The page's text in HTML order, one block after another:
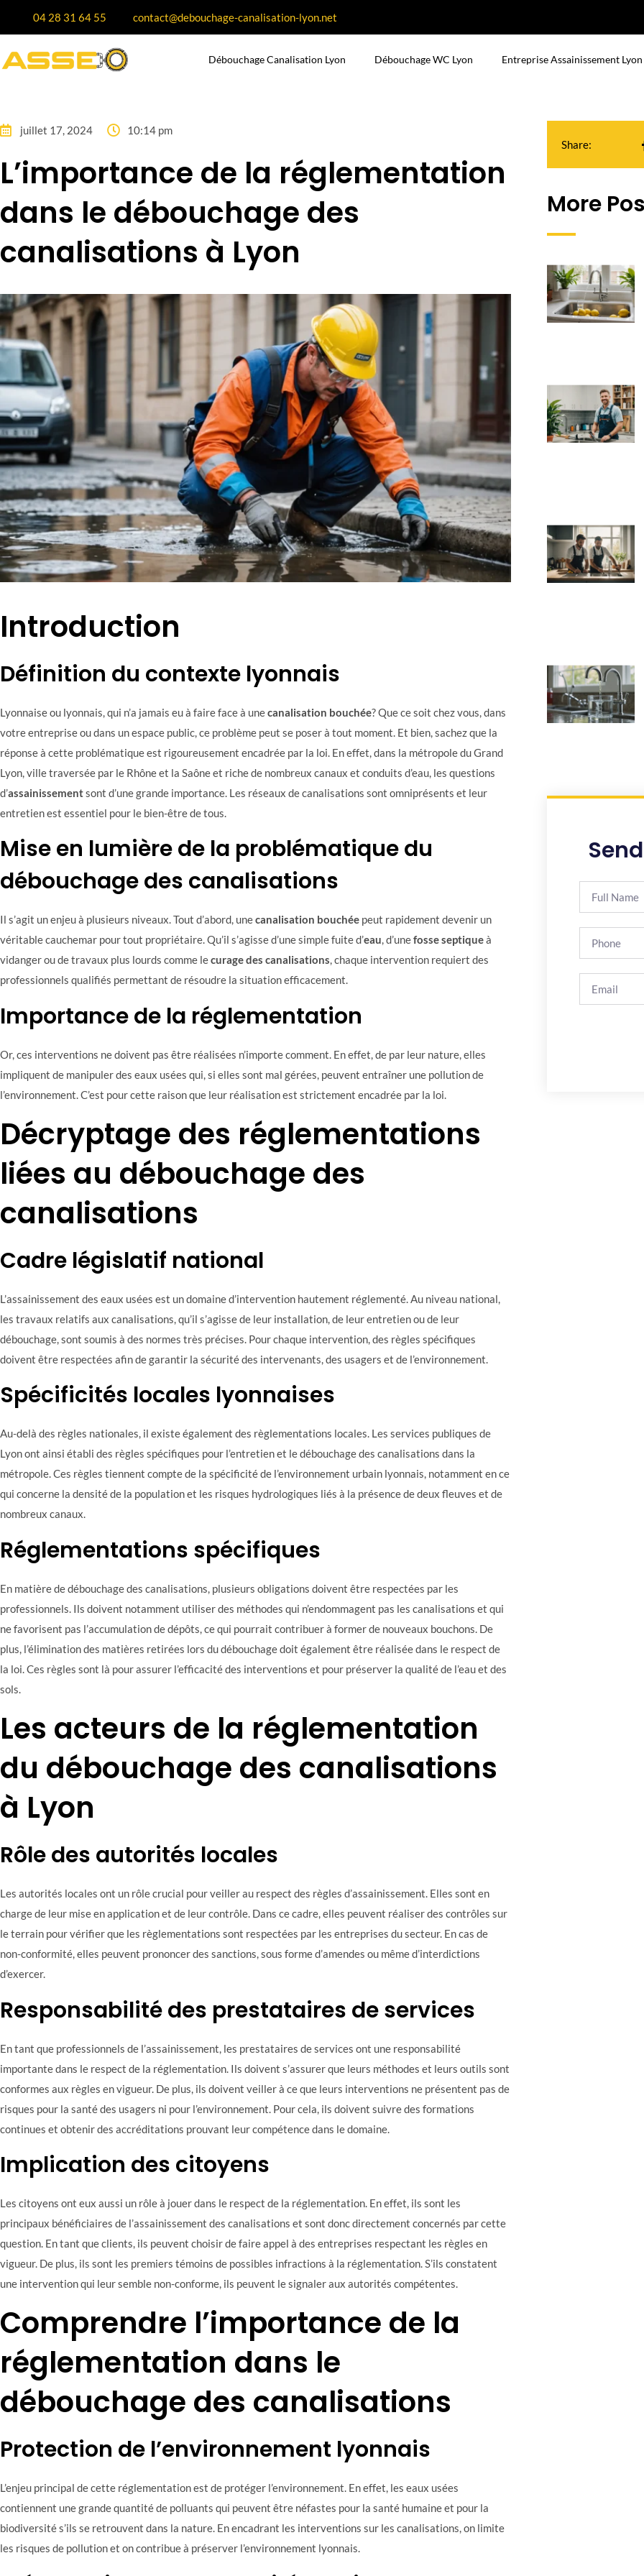
04 28 31 64 55 contact@debouchage-canalisation-lyon.net
Débouchage Canalisation Lyon Débouchage WC Lyon Entreprise Assainissement Lyon
juillet 17, 2024 10:14 pm
L’importance de la réglementation
dans le débouchage des
canalisations à Lyon
Introduction
Définition du contexte lyonnais
Lyonnaise ou lyonnais, qui n’a jamais eu à faire face à unecanalisation bouchée? Que ce soit chez vous, dans
votre entreprise ou dans un espace public, ce problème peut se poser à tout moment. Et bien, sachez que la
réponse à cette problématique est rigoureusement encadrée par la loi. En effet, dans la métropole du Grand
Lyon, ville traversée par le Rhône et la Saône et riche de nombreux canaux et conduits d’eau, les questions
d’assainissementsont d’une grande importance. Les réseaux de canalisations sont omniprésents et leur
entretien est essentiel pour le bien-être de tous.
Mise en lumière de la problématique du
débouchage des canalisations
Il s’agit un enjeu à plusieurs niveaux. Tout d’abord, unecanalisation bouchée peut rapidement devenir un
véritable cauchemar pour tout propriétaire. Qu’il s’agisse d’une simple fuite d’eau, d’unefosse septiqueà
vidanger ou de travaux plus lourds comme lecurage des canalisations, chaque intervention requiert des
professionnels qualifiés permettant de résoudre la situation efficacement.
Importance de la réglementation
Or, ces interventions ne doivent pas être réalisées n’importe comment. En effet, de par leur nature, elles
impliquent de manipuler des eaux usées qui, si elles sont mal gérées, peuvent entraîner une pollution de
l’environnement. C’est pour cette raison que leur réalisation est strictement encadrée par la loi.
Décryptage des réglementations
liées au débouchage des
canalisations
Cadre législatif national
L’assainissement des eaux usées est un domaine d’intervention hautement réglementé. Au niveau national,
les travaux relatifs aux canalisations, qu’il s’agisse de leur installation, de leur entretien ou de leur
débouchage, sont soumis à des normes très précises. Pour chaque intervention, des règles spécifiques
doivent être respectées afin de garantir la sécurité des intervenants, des usagers et de l’environnement.
Spécificités locales lyonnaises
Au-delà des règles nationales, il existe également des règlementations locales. Les services publiques de
Lyon ont ainsi établi des règles spécifiques pour l’entretien et le débouchage des canalisations dans la
métropole. Ces règles tiennent compte de la spécificité de l’environnement urbain lyonnais, notamment en ce
qui concerne la densité de la population et les risques hydrologiques liés à la présence de deux fleuves et de
nombreux canaux.
Réglementations spécifiques
En matière de débouchage des canalisations, plusieurs obligations doivent être respectées par les
professionnels. Ils doivent notamment utiliser des méthodes qui n’endommagent pas les canalisations et qui
ne favorisent pas l’accumulation de dépôts, ce qui pourrait contribuer à former de nouveaux bouchons. De
plus, l’élimination des matières retirées lors du débouchage doit également être réalisée dans le respect de
la loi. Ces règles sont là pour assurer l’efficacité des interventions et pour préserver la qualité de l’eau et des
sols.
Les acteurs de la réglementation
du débouchage des canalisations
à Lyon
Rôle des autorités locales
Les autorités locales ont un rôle crucial pour veiller au respect des règles d’assainissement. Elles sont en
charge de leur mise en application et de leur contrôle. Dans ce cadre, elles peuvent réaliser des contrôles sur
le terrain pour vérifier que les règlementations sont respectées par les entreprises du secteur. En cas de
non-conformité, elles peuvent prononcer des sanctions, sous forme d’amendes ou même d’interdictions
d’exercer.
Responsabilité des prestataires de services
En tant que professionnels de l’assainissement, les prestataires de services ont une responsabilité
importante dans le respect de la réglementation. Ils doivent s’assurer que leurs méthodes et leurs outils sont
conformes aux règles en vigueur. De plus, ils doivent veiller à ce que leurs interventions ne présentent pas de
risques pour la santé des usagers ni pour l’environnement. Pour cela, ils doivent suivre des formations
continues et obtenir des accréditations prouvant leur compétence dans le domaine.
Implication des citoyens
Les citoyens ont eux aussi un rôle à jouer dans le respect de la réglementation. En effet, ils sont les
principaux bénéficiaires de l’assainissement des canalisations et sont donc directement concernés par cette
question. En tant que clients, ils peuvent choisir de faire appel à des entreprises respectant les règles en
vigueur. De plus, ils sont les premiers témoins de possibles infractions à la réglementation. S’ils constatent
une intervention qui leur semble non-conforme, ils peuvent le signaler aux autorités compétentes.
Comprendre l’importance de la
réglementation dans le
débouchage des canalisations
Protection de l’environnement lyonnais
L’enjeu principal de cette réglementation est de protéger l’environnement. En effet, les eaux usées
contiennent une grande quantité de polluants qui peuvent être néfastes pour la santé humaine et pour la
biodiversité s’ils se retrouvent dans la nature. En encadrant les interventions sur les canalisations, on limite
les risques de pollution et on contribue à préserver l’environnement lyonnais.
Share:
More